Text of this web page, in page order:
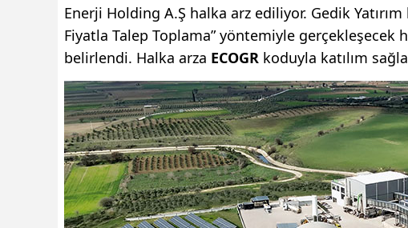
Enerji Holding A.Ş halka arz ediliyor. Gedik
Fiyatla Talep Toplama” yöntemiyle gerçekleşecek
belirlendi. Halka arza ECOGR koduyla katılım